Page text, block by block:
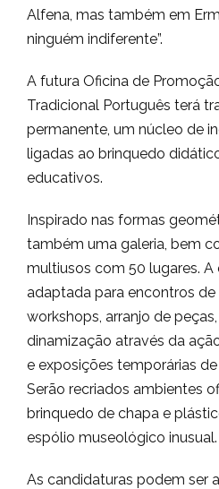
Alfena, mas também em
ninguém indiferente”.
A futura Oficina de
Tradicional Português terá
permanente, um núcleo de
ligadas ao brinquedo
educativos.
Inspirado nas formas
também uma galeria, bem
multiusos com 50 lugares. A
adaptada para encontros
workshops, arranjo de
dinamização através da
e exposições temporárias
Serão recriados ambientes
brinquedo de chapa e
espólio museológico inusual.
As candidaturas podem ser